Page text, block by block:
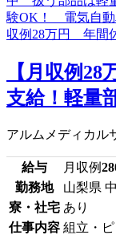
【月収例
支給！軽量
アルムメディカル
給与 月収例
勤務地
山梨県
寮・社宅 あり
仕事内容 組立・